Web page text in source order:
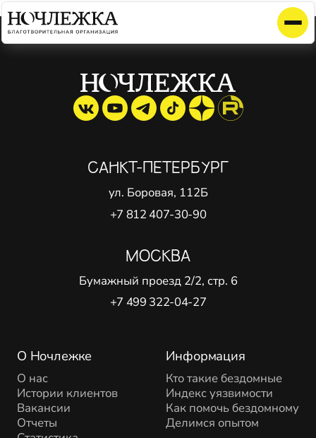
Элемент не найден!
О Ночлежке
О нас
Истории клиентов
Вакансии
Отчеты
Информация
Кто такие бездомные
Индекс уязвимости
Как помочь бездомному
Делимся опытом
САНКТ-ПЕТЕРБУРГ
ул. Боровая, 112Б
+7 812 407-30-90
МОСКВА
Бумажный проезд 2/2, стр. 6
+7 499 322-04-27